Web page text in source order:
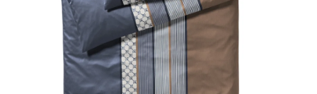
Blog Doprava
Kontakt
Obchodné podmienky
Podmienky ochrany osobných údajov
Reklamačný poriadok
Vrátenie tovaru